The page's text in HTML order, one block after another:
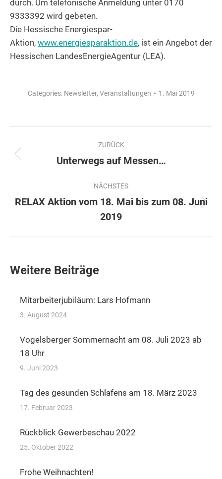
durch. Um telefonische Anmeldung unter 0170
9333392 wird gebeten.
Die Hessische Energiespar-
Aktion, www.energiesparaktion.de, ist ein Angebot der
Hessischen LandesEnergieAgentur (LEA).
Categories: Newsletter, Veranstaltungen 1. Mai 2019
Kommentarnavigation
ZURÜCK
Vorheriger
Unterwegs auf Messen…
NÄCHSTES
Nächster
Beitrag:
RELAX Aktion vom 18. Mai bis zum 08. Juni
2019
Weitere Beiträge
Mitarbeiterjubiläum: Lars Hofmann
3. August 2024
Vogelsberger Sommernacht am 08. Juli 2023 ab
18 Uhr
9. Juni 2023
Tag des gesunden Schlafens am 18. März 2023
17. Februar 2023
Rückblick Gewerbeschau 2022
25. Oktober 2022
Frohe Weihnachten!